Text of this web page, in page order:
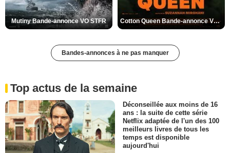
Mutiny Bande-annonce VO STFR Cotton Queen Bande-annonce VO STFR
Bandes-annonces à ne pas manquer
Top actus de la semaine
Déconseillée aux moins de 16
ans : la suite de cette série
Netflix adaptée de l'un des 100
meilleurs livres de tous les
temps est disponible
aujourd'hui